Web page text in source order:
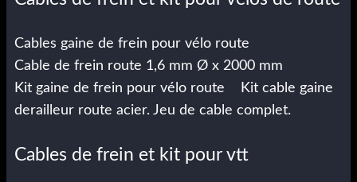
Cables gaine de frein pour vélo route
Cable de frein route 1,6 mm Ø x 2000 mm
Kit gaine de frein pour vélo route Kit cable gaine
derailleur route acier. Jeu de cable complet.
Cables de frein et kit pour vtt